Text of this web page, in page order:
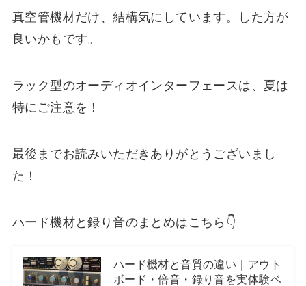
真空管機材だけ、結構気にしています。した方が
良いかもです。
ラック型のオーディオインターフェースは、夏は
特にご注意を！
最後までお読みいただきありがとうございまし
た！
ハード機材と録り音のまとめはこちら👇
ハード機材と音質の違い｜アウト
ボード・倍音・録り音を実体験ベ